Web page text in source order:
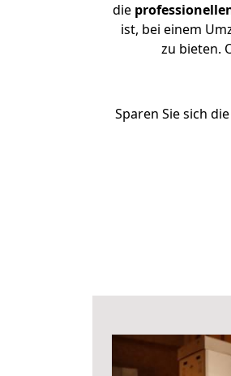
die
ist, bei einem
zu bieten.
Sparen Sie sich